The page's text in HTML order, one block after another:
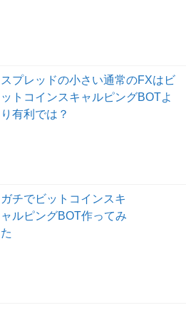
スプレッドの小さい通常のFXはビ
ットコインスキャルピングBOTよ
り有利では？
ガチでビットコインスキ
ャルピングBOT作ってみ
た